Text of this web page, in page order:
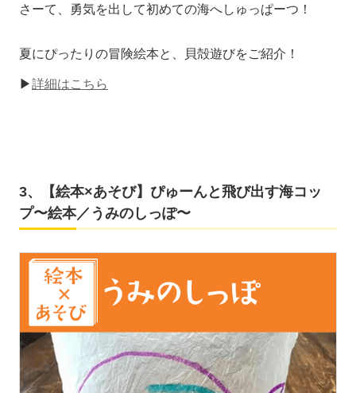
さーて、勇気を出して初めての海へしゅっぱーつ！
夏にぴったりの冒険絵本と、貝殻遊びをご紹介！
▶詳細はこちら
3、【絵本×あそび】ぴゅーんと飛び出す海コッ
プ〜絵本／うみのしっぽ〜